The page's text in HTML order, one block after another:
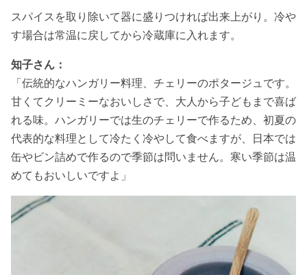
スパイスを取り除いて器に盛りつければ出来上がり。冷や
す場合は常温に戻してから冷蔵庫に入れます。
知子さん：
「伝統的なハンガリー料理、チェリーのポタージュです。
甘くてクリーミーなおいしさで、大人から子どもまで喜ば
れる味。ハンガリーでは生のチェリーで作るため、初夏の
代表的な料理として冷たく冷やして食べますが、日本では
缶やビン詰めで作るので季節は問いません。寒い季節は温
めてもおいしいですよ」